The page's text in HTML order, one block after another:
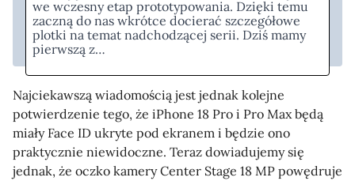
we wczesny etap prototypowania. Dzięki temu
zaczną do nas wkrótce docierać szczegółowe
plotki na temat nadchodzącej serii. Dziś mamy
pierwszą z…
Najciekawszą wiadomością jest jednak kolejne
potwierdzenie tego, że iPhone 18 Pro i Pro Max będą
miały Face ID ukryte pod ekranem i będzie ono
praktycznie niewidoczne. Teraz dowiadujemy się
jednak, że oczko kamery Center Stage 18 MP powędruje